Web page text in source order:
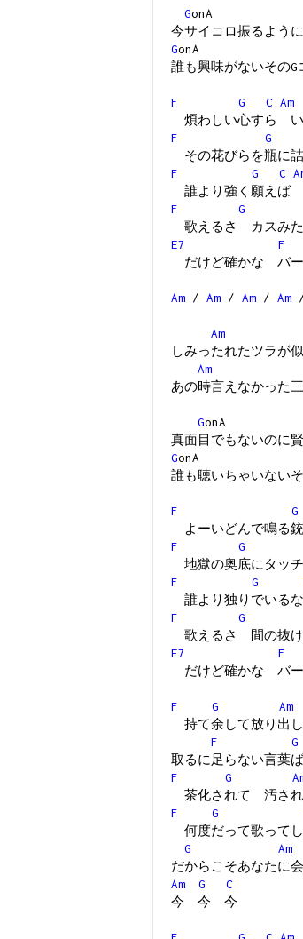
G
今サイコロ振るよう
G
誰も興味がないその
F G C Am
煩わしい心すら い
F
G
その花びらを瓶に
F
G C
誰より強く願えば
F
G
歌えるさ カスみた
E7
F
だけど確かな バ
Am / Am / Am / Am
Am
しみったれたツラが
Am
あの時言えなかった
G
真面目でもないのに
G
誰も聴いちゃいない
F G
よーいどんで鳴る
F
G
地獄の奥底にタッ
F
G
誰より独りでいる
F
G
歌えるさ 間の抜け
E7
F
だけど確かな バ
F G Am
持て余して放り出
F
G
取るに足らない言葉
F
G
茶化されて 汚さ
F
G
何度だって歌って
G
Am
だからこそあなたに
Am
G
C
今 今 今